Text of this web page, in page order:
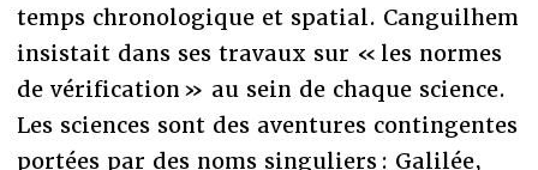
temps chronologique et spatial. Canguilhem
insistait dans ses travaux sur « les normes
de vérification » au sein de chaque science.
Les sciences sont des aventures contingentes
portées par des noms singuliers : Galilée,